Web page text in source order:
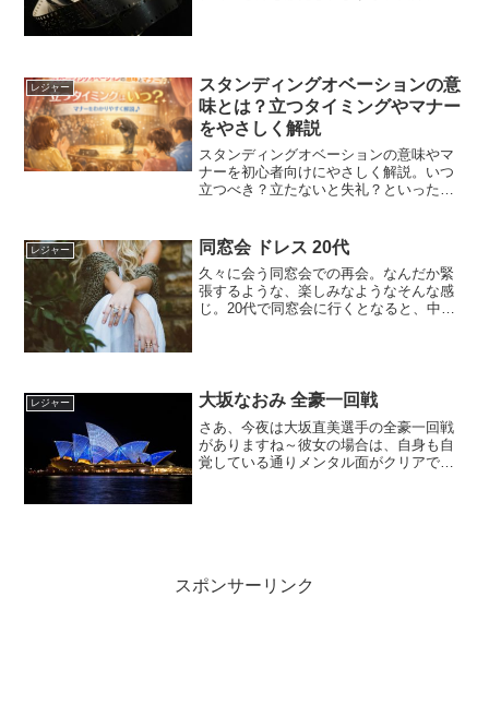
レジャー
スタンディングオベーションの意
味とは？立つタイミングやマナー
をやさしく解説
スタンディングオベーションの意味やマ
ナーを初心者向けにやさしく解説。いつ
立つべき？立たないと失礼？といった不
レジャー 同窓会 ドレス 20代
久々に会う同窓会での再会。なんだか緊
張するような、楽しみなようなそんな感
じ。20代で同窓会に行くとなると、中高
レジャー 大坂なおみ 全豪一回戦
さあ、今夜は大坂直美選手の全豪一回戦
がありますね～彼女の場合は、自身も自
覚している通りメンタル面がクリアでき
スポンサーリンク